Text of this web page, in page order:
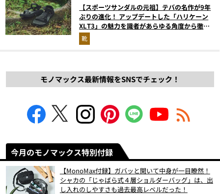
【スポーツサンダルの元祖】テバの名作が9年
ぶりの進化！ アップデートした「ハリケーン
XLT3」の魅力を識者があらゆる角度から徹底
解説！
靴
モノマックス最新情報をSNSでチェック！
今月のモノマックス特別付録
【MonoMax付録】ガバッと開いて中身が一目瞭然！
シャカの「じゃばら式４層ショルダーバッグ」は、出
し入れのしやすさも過去最高レベルだった！